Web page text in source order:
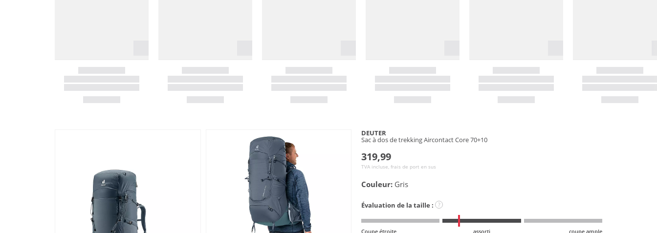
DEUTER
Sac à dos de trekking Aircontact Core 70+10
319,99
TVA incluse, frais de port en sus
Couleur: Gris
Évaluation de la taille : ?
Coupe étroite assorti coupe ample